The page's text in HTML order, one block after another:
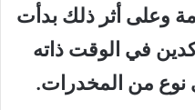
وعلى أثر ذلك بدأت
في الوقت ذاته
نوع من المخدرات.